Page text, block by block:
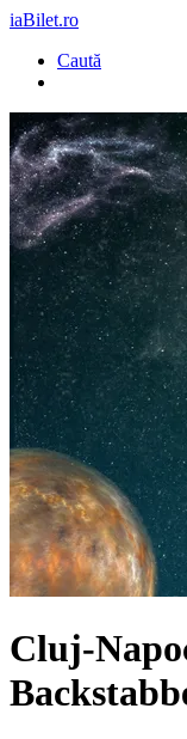
iaBilet.ro
Caută
Cluj-